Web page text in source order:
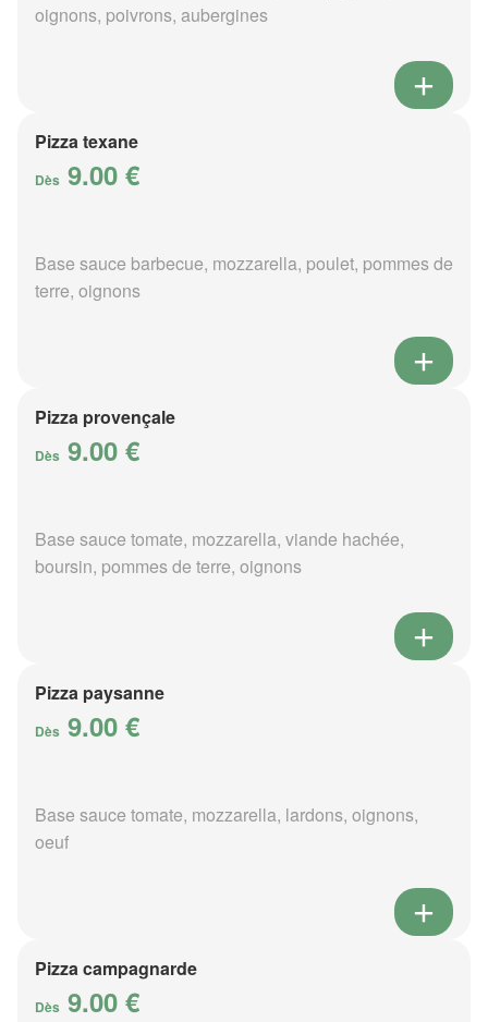
oignons, poivrons, aubergines
Pizza texane
Dès 9.00 €
Base sauce barbecue, mozzarella, poulet, pommes de
terre, oignons
Pizza provençale
Dès 9.00 €
Base sauce tomate, mozzarella, viande hachée,
boursin, pommes de terre, oignons
Pizza paysanne
Dès 9.00 €
Base sauce tomate, mozzarella, lardons, oignons,
oeuf
Pizza campagnarde
Dès 9.00 €